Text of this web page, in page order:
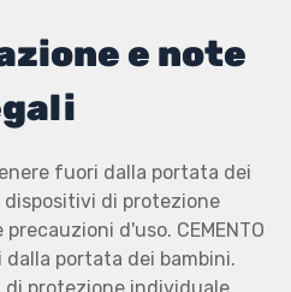
e note
fuori dalla portata dei
dispositivi di protezione
d'uso. CEMENTO
dalla portata dei bambini.